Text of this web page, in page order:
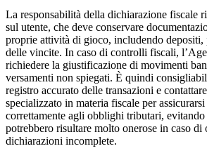
La responsabilità della dichiarazione fiscale
sul utente, che deve conservare
proprie attività di gioco, includendo
delle vincite. In caso di controlli fiscali,
richiedere la giustificazione di movimenti
versamenti non spiegati. È quindi
registro accurato delle transazioni e
specializzato in materia fiscale per
correttamente agli obblighi tributari, evitando
potrebbero risultare molto onerose in caso di
dichiarazioni incomplete.